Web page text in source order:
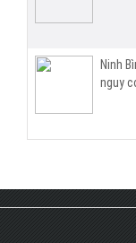
Ninh
nguy